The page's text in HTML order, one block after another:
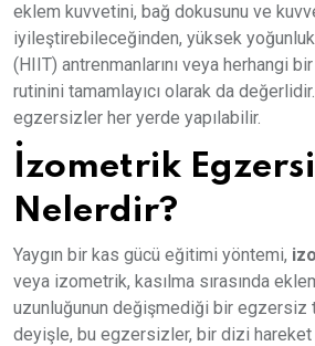
eklem kuvvetini, bağ dokusunu ve
iyileştirebileceğinden, yüksek
(HIIT) antrenmanlarını veya herhangi
rutinini tamamlayıcı olarak da
egzersizler her yerde yapılabilir.
İzometrik
Nelerdir?
Yaygın bir kas gücü eğitimi yöntemi,
veya izometrik, kasılma sırasında
uzunluğunun değişmediği bir egzersiz
deyişle, bu egzersizler, bir dizi